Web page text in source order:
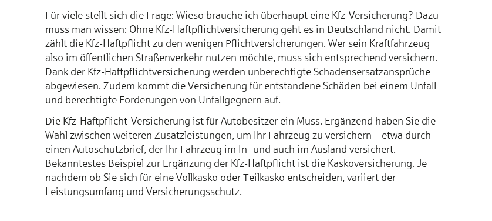
Für viele stellt sich die Frage: Wieso brauche ich überhaupt eine Kfz-Versicherung? Dazu
muss man wissen: Ohne Kfz-Haftpflichtversicherung geht es in Deutschland nicht. Damit
zählt die Kfz-Haftpflicht zu den wenigen Pflichtversicherungen. Wer sein Kraftfahrzeug
also im öffentlichen Straßenverkehr nutzen möchte, muss sich entsprechend versichern.
Dank der Kfz-Haftpflichtversicherung werden unberechtigte Schadensersatzansprüche
abgewiesen. Zudem kommt die Versicherung für entstandene Schäden bei einem Unfall
und berechtigte Forderungen von Unfallgegnern auf.
Die Kfz-Haftpflicht-Versicherung ist für Autobesitzer ein Muss. Ergänzend haben Sie die
Wahl zwischen weiteren Zusatzleistungen, um Ihr Fahrzeug zu versichern – etwa durch
einen Autoschutzbrief, der Ihr Fahrzeug im In- und auch im Ausland versichert.
Bekanntestes Beispiel zur Ergänzung der Kfz-Haftpflicht ist die Kaskoversicherung. Je
nachdem ob Sie sich für eine Vollkasko oder Teilkasko entscheiden, variiert der
Leistungsumfang und Versicherungsschutz.